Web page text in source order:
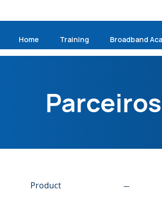
Home Training Broadband
Product